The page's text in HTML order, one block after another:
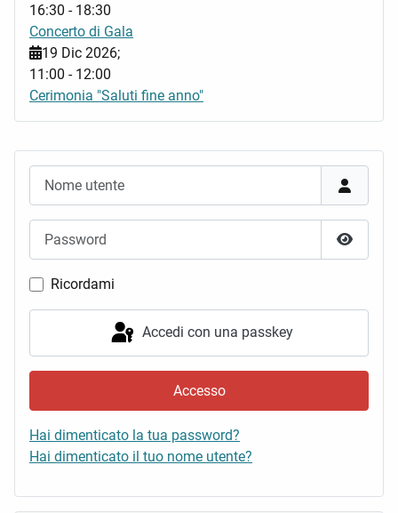
Mostra
Ricordami
Accedi con una passkey
Accesso
Hai dimenticato la tua password?
Hai dimenticato il tuo nome utente?
16:30 - 18:30
Concerto di Gala
19 Dic 2026;
11:00 - 12:00
Cerimonia "Saluti fine anno"